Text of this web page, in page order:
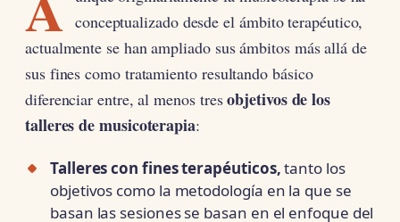
conceptualizado desde el ámbito terapéutico,
actualmente se han ampliado sus ámbitos más allá de
sus fines como tratamiento resultando básico
diferenciar entre, al menos tresobjetivos de los
talleres de musicoterapia:
Talleres con fines terapéuticos,tanto los
objetivos como la metodología en la que se
basan las sesiones se basan en el enfoque del